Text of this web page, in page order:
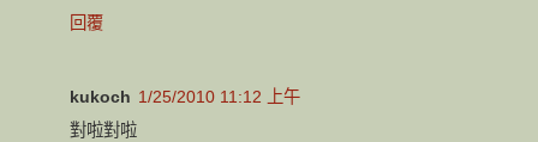
回覆
kukoch 1/25/2010 11:12 上午
對啦對啦